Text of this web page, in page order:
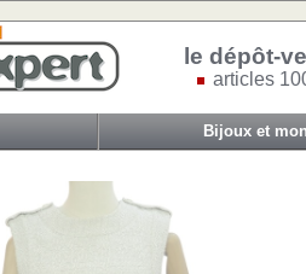
le dépôt-
articles
Bijoux et